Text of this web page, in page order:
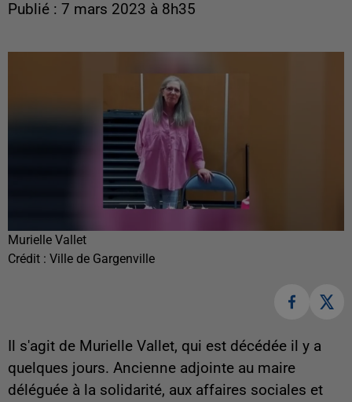
Publié : 7 mars 2023 à 8h35
Murielle Vallet
Crédit : Ville de Gargenville
Il s'agit de Murielle Vallet, qui est décédée il y a
quelques jours. Ancienne adjointe au maire
déléguée à la solidarité, aux affaires sociales et